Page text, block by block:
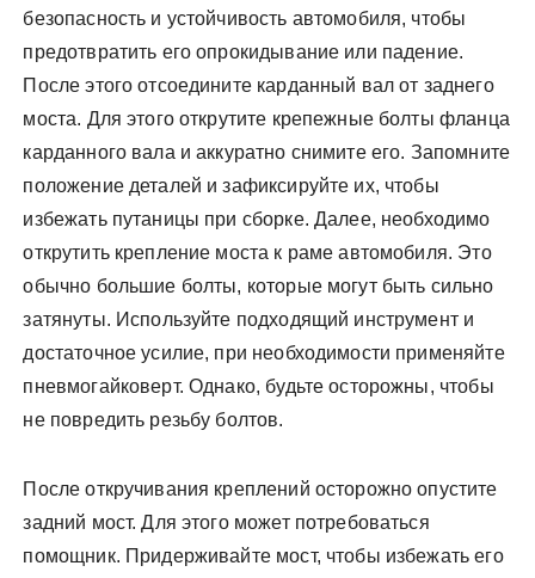
безопасность и устойчивость автомобиля, чтобы
предотвратить его опрокидывание или падение.
После этого отсоедините карданный вал от заднего
моста. Для этого открутите крепежные болты фланца
карданного вала и аккуратно снимите его. Запомните
положение деталей и зафиксируйте их, чтобы
избежать путаницы при сборке. Далее, необходимо
открутить крепление моста к раме автомобиля. Это
обычно большие болты, которые могут быть сильно
затянуты. Используйте подходящий инструмент и
достаточное усилие, при необходимости применяйте
пневмогайковерт. Однако, будьте осторожны, чтобы
не повредить резьбу болтов.
После откручивания креплений осторожно опустите
задний мост. Для этого может потребоваться
помощник. Придерживайте мост, чтобы избежать его